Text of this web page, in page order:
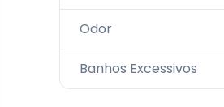
Odor
Banhos Excessivos